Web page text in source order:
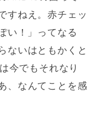
すねえ。赤チェッ
い！」ってなる
ないはともかくと
今でもそれなり
、なんてことを感